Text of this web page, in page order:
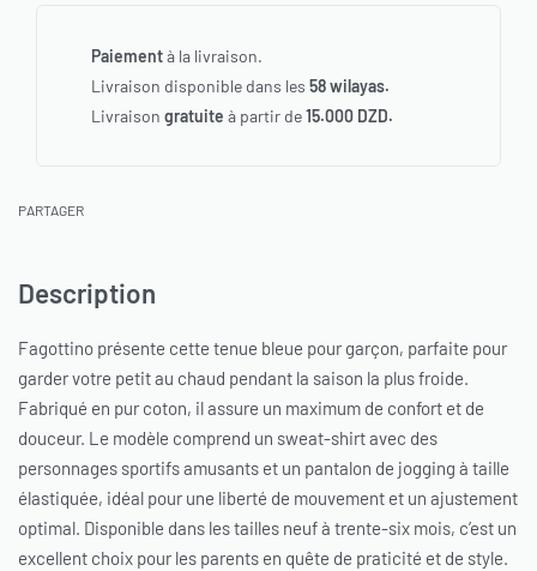
Paiementà la livraison.
Livraison disponible dans les 58 wilayas.
Livraison gratuite à partir de15.000 DZD.
PARTAGER
Description
Fagottino présente cette tenue bleue pour garçon, parfaite pour
garder votre petit au chaud pendant la saison la plus froide.
Fabriqué en pur coton, il assure un maximum de confort et de
douceur. Le modèle comprend un sweat-shirt avec des
personnages sportifs amusants et un pantalon de jogging à taille
élastiquée, idéal pour une liberté de mouvement et un ajustement
optimal. Disponible dans les tailles neuf à trente-six mois, c’est un
excellent choix pour les parents en quête de praticité et de style.